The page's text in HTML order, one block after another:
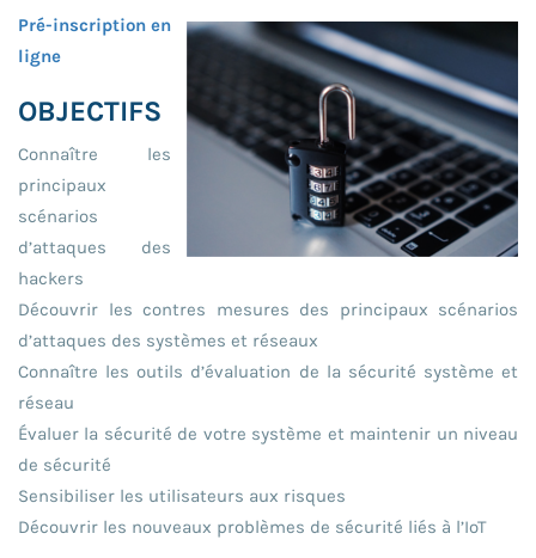
Pré-inscription en
ligne
OBJECTIFS
Connaître les
principaux
scénarios
d’attaques des
hackers
Découvrir les contres mesures des principaux scénarios
d’attaques des systèmes et réseaux
Connaître les outils d’évaluation de la sécurité système et
réseau
Évaluer la sécurité de votre système et maintenir un niveau
de sécurité
Sensibiliser les utilisateurs aux risques
Découvrir les nouveaux problèmes de sécurité liés à l’IoT